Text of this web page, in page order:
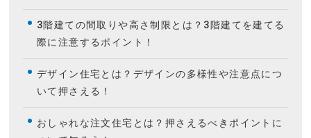
3階建ての間取りや高さ制限とは？3階建てを建てる
際に注意するポイント！
デザイン住宅とは？デザインの多様性や注意点につ
いて押さえる！
おしゃれな注文住宅とは？押さえるべきポイントに